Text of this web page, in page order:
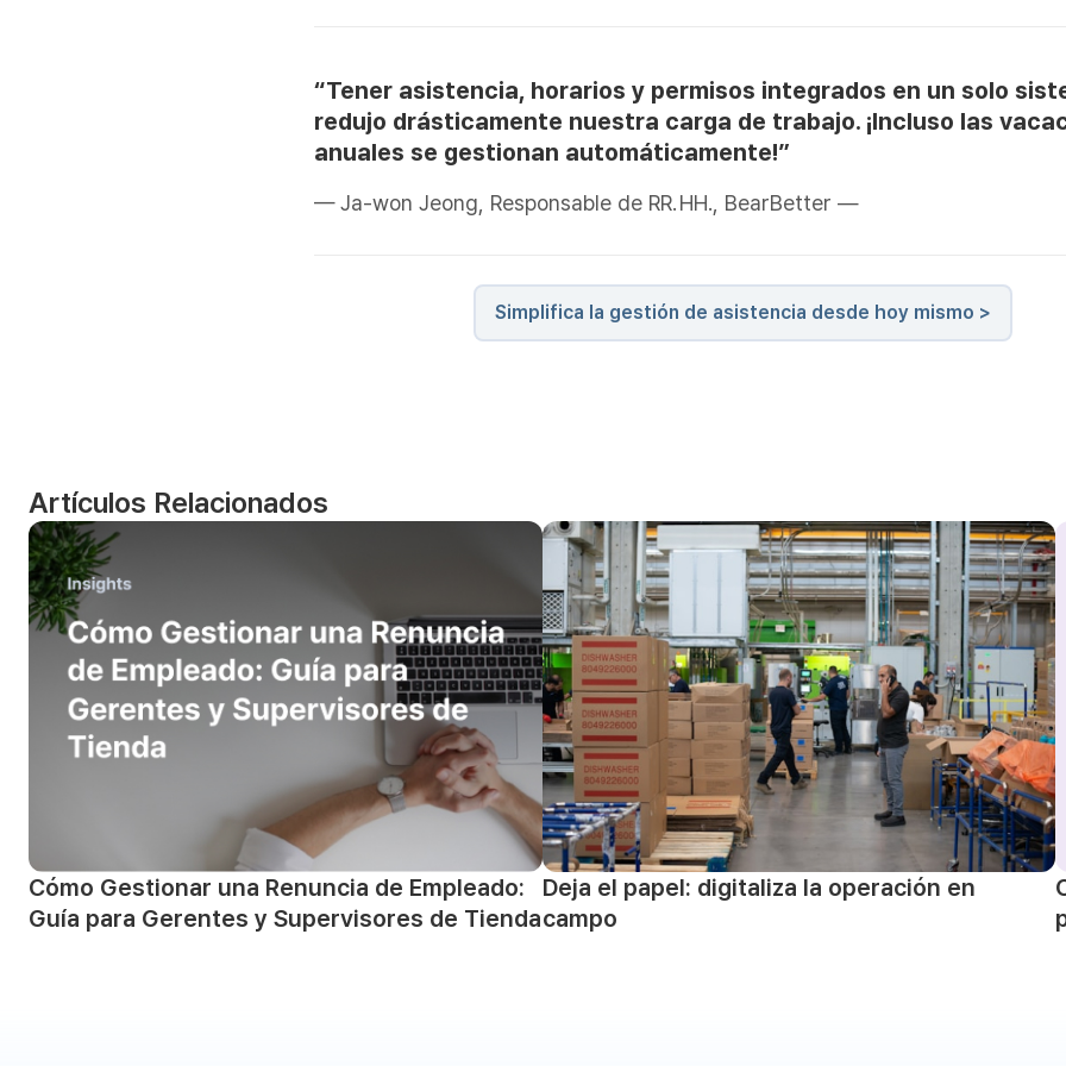
“Tener asistencia, horarios y permisos integrados en un solo
redujo drásticamente nuestra carga de trabajo. ¡Incluso las
anuales se gestionan automáticamente!”
— Ja-won Jeong, Responsable de RR. HH., BearBetter —
Simplifica la gestión de asistencia desde hoy mismo >
Artículos Relacionados
Cómo Gestionar una Renuncia de Empleado:
Guía para Gerentes y Supervisores de Tienda
Deja el papel: digitaliza la operación en
campo